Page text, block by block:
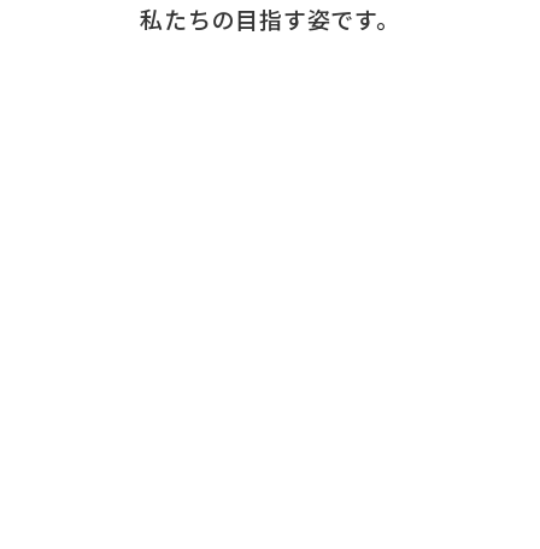
​私たちの​目指す姿です。​